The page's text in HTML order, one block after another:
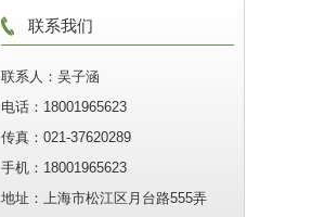
联系我们
联系人：吴子涵
电话：18001965623
传真：021-37620289
手机：18001965623
地址：上海市松江区月台路555弄